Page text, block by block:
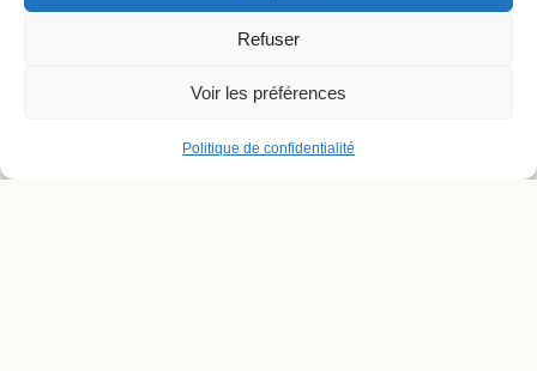
Refuser
Voir les préférences
Politique de confidentialité